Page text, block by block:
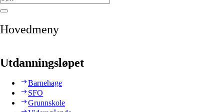
Hovedmeny
Utdanningsløpet
Barnehage
SFO
Grunnskole